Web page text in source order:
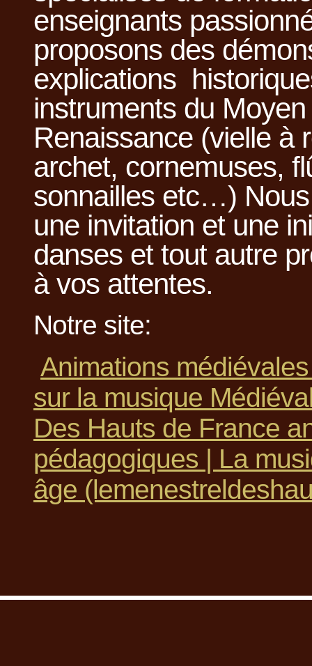
enseignants
proposons des
explications
instruments du
Renaissance (vielle à
archet, cornemuses,
sonnailles etc…)
une invitation et une
danses et tout autre
à vos attentes.
Notre site:
Animations
sur la musique
Des Hauts de France
pédagogiques | La
âge